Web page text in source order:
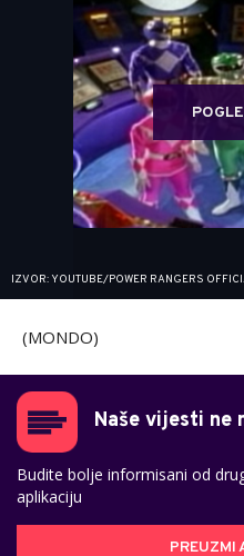
IZVOR: YOUTUBE/POWER RANGERS
(MONDO)
Naše vijesti ne
Budite bolje informisani od
aplikaciju
PREUZMI